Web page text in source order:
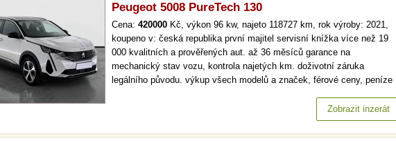
Peugeot 5008 PureTech 130
Cena: 420000 Kč, výkon 96 kw, najeto 118727 km, rok výroby: 2021,
koupeno v: česká republika první majitel servisní knížka více než 19
000 kvalitních a prověřených aut. až 36 měsíců garance na
mechanický stav vozu, kontrola najetých km. doživotní záruka
legálního původu. výkup všech modelů a značek, férové ceny, peníze
36 měsíců garance na mechanický stav vozu, kontrola najetých km.…
Zobrazit inzerát